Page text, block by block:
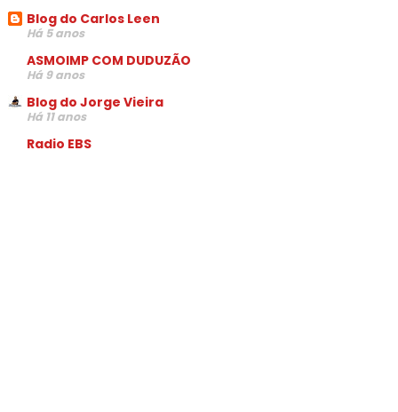
Blog do Carlos Leen
Há 5 anos
ASMOIMP COM DUDUZÃO
Há 9 anos
Blog do Jorge Vieira
Há 11 anos
Radio EBS